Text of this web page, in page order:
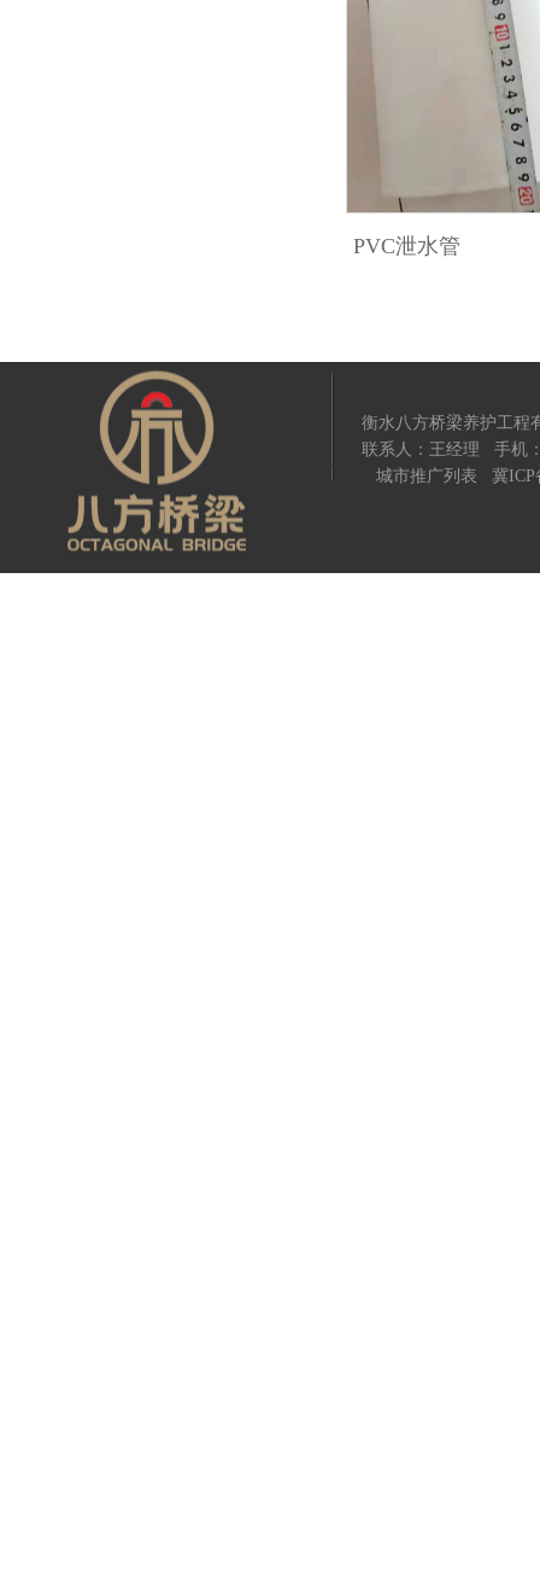
PVC泄水管
衡水八方桥梁养护工
联系人：王经理 手机
城市推广列表
冀ICP